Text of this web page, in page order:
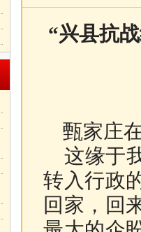
“兴县抗
甄家庄
这缘于
转入行政
回家，回